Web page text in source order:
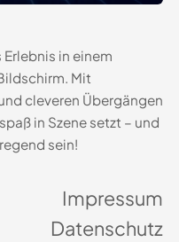
Erlebnis in einem
Mit
cleveren Übergängen
in Szene setzt – und
sein!
Impressum
Datenschutz